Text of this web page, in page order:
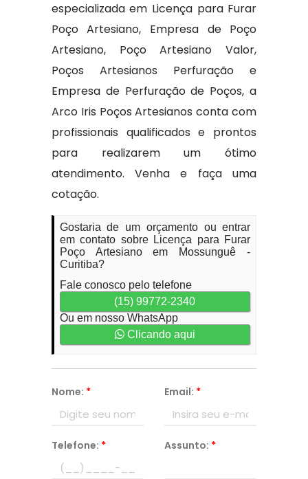
especializada em Licença para Furar
Poço Artesiano, Empresa de Poço
Artesiano, Poço Artesiano Valor,
Poços Artesianos Perfuração e
Empresa de Perfuração de Poços, a
Arco Iris Poços Artesianos conta com
profissionais qualificados e prontos
para realizarem um ótimo
atendimento. Venha e faça uma
cotação.
Gostaria de um orçamento ou entrar
em contato sobre Licença para Furar
Poço Artesiano em Mossunguê -
Curitiba?
Fale conosco pelo telefone
(15) 99772-2340
Ou em nosso WhatsApp
Clicando aqui
Nome: * Email: *
Telefone: * Assunto: *